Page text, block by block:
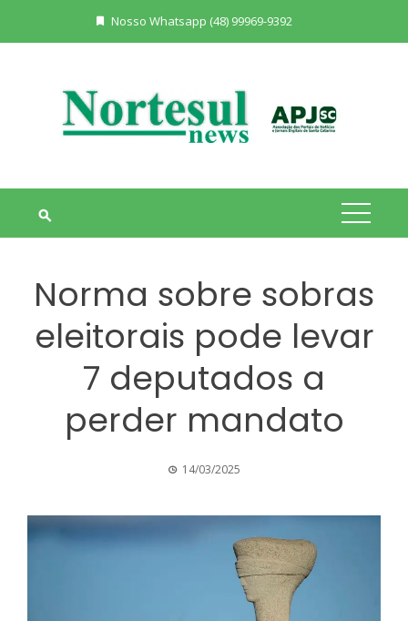
Nosso Whatsapp (48) 99969-9392
Norma sobre sobras
eleitorais pode levar
7 deputados a
perder mandato
14/03/2025